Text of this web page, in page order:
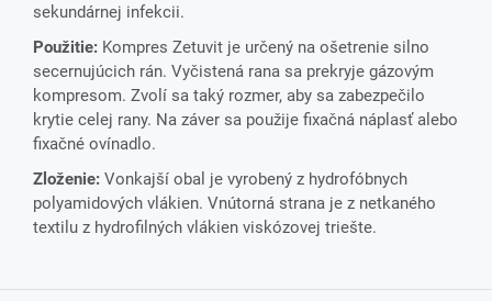
sekundárnej infekcii.
Použitie: Kompres Zetuvit je určený na ošetrenie silno
secernujúcich rán. Vyčistená rana sa prekryje gázovým
kompresom. Zvolí sa taký rozmer, aby sa zabezpečilo
krytie celej rany. Na záver sa použije fixačná náplasť alebo
fixačné ovínadlo.
Zloženie: Vonkajší obal je vyrobený z hydrofóbnych
polyamidových vlákien. Vnútorná strana je z netkaného
textilu z hydrofilných vlákien viskózovej triešte.